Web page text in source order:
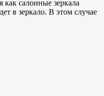
как салонные зеркала
в зеркало. В этом случае